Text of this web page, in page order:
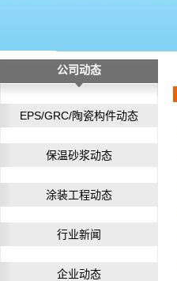
公司动态
EPS/GRC/陶瓷构件动态
保温砂浆动态
涂装工程动态
行业新闻
企业动态